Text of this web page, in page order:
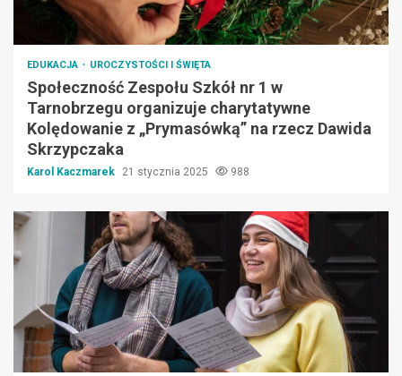
EDUKACJA UROCZYSTOŚCI I ŚWIĘTA
Społeczność Zespołu Szkół nr 1 w
Tarnobrzegu organizuje charytatywne
Kolędowanie z „Prymasówką” na rzecz Dawida
Skrzypczaka
Karol Kaczmarek 21 stycznia 2025 988